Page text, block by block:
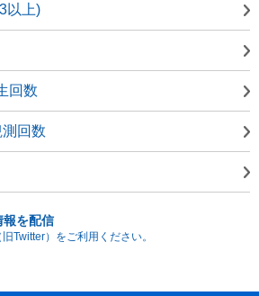
以上)
回数
回数
報を配信
Twitter）をご利用ください。